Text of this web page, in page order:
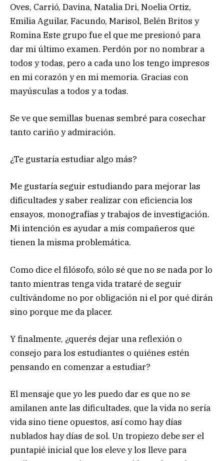
Oves, Carrió, Davina, Natalia Dri, Noelia Ortiz,
Emilia Aguilar, Facundo, Marisol, Belén Britos y
Romina Este grupo fue el que me presionó para
dar mi último examen. Perdón por no nombrar a
todos y todas, pero a cada uno los tengo impresos
en mi corazón y en mi memoria. Gracias con
mayúsculas a todos y a todas.
Se ve que semillas buenas sembré para cosechar
tanto cariño y admiración.
¿Te gustaría estudiar algo más?
Me gustaría seguir estudiando para mejorar las
dificultades y saber realizar con eficiencia los
ensayos, monografías y trabajos de investigación.
Mi intención es ayudar a mis compañeros que
tienen la misma problemática.
Como dice el filósofo, sólo sé que no se nada por lo
tanto mientras tenga vida trataré de seguir
cultivándome no por obligación ni el por qué dirán
sino porque me da placer.
Y finalmente, ¿querés dejar una reflexión o
consejo para los estudiantes o quiénes estén
pensando en comenzar a estudiar?
El mensaje que yo les puedo dar es que no se
amilanen ante las dificultades, que la vida no sería
vida sino tiene opuestos, así como hay días
nublados hay días de sol. Un tropiezo debe ser el
puntapié inicial que los eleve y los lleve para